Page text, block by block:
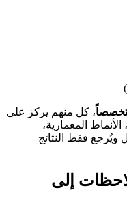
، كل منهم يركز على
المعمارية،
فقط النتائج
إلى